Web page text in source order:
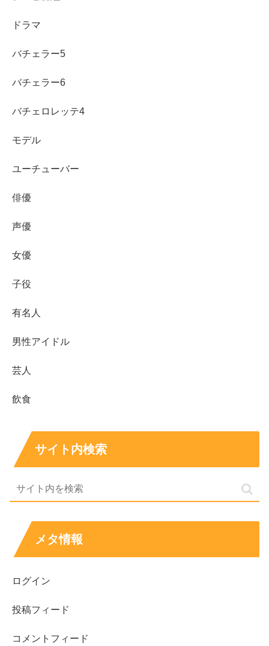
趣味＆特技：
前述したように、高校の文化祭での弾き語りをしていたア
に留まり、
現在ではラジオパーソナリティとして文化放送で冠番組
するなど、ソロでも活躍されています。
さんや、お笑いコンビ『爆笑問題』の太田さんにも認めら
ドラマ
バチェラー5
バチェラー6
バチェロレッテ4
モデル
ユーチューバー
俳優
声優
女優
子役
有名人
男性アイドル
芸人
飲食
サイト内検索
メタ情報
ログイン
投稿フィード
コメントフィード